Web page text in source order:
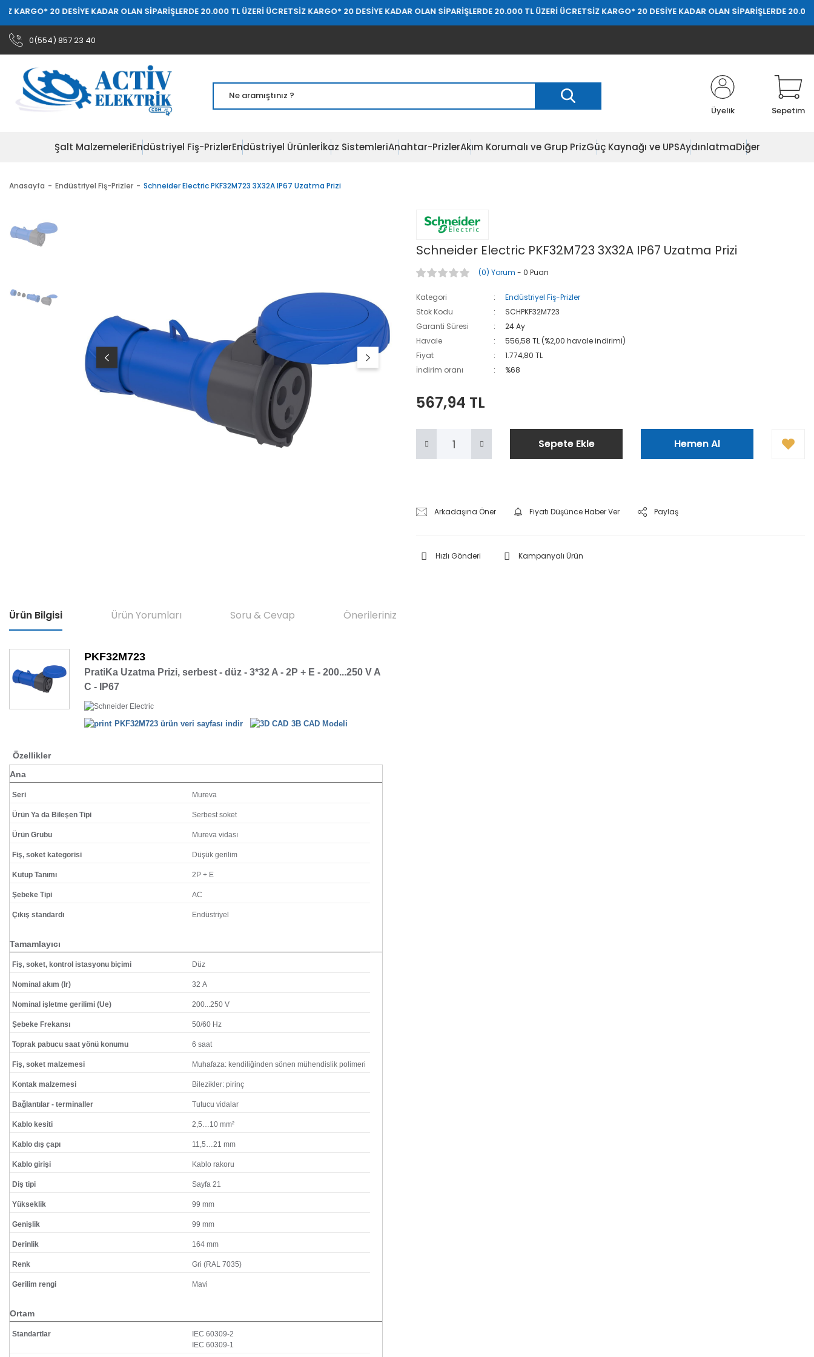
DESİYE KADAR OLAN SİPARİŞLERDE 20.000 TL ÜZERİ ÜCRETSİZ KARGO* 20 DESİYE KADAR OLAN SİPARİŞLERDE 20.000 TL ÜZERİ ÜCRETSİZ KARGO* 20 DESİYE KADAR OLAN SİPARİŞLERDE 20.000 TL ÜZERİ
0(554) 857 23 40
Üyelik Sepetim
Şalt MalzemeleriEndüstriyel Fiş-PrizlerEndüstriyel Ürünlerİkaz SistemleriAnahtar-PrizlerAkım Korumalı ve Grup PrizGüç Kaynağı ve UPSAydınlatmaDiğer
Anasayfa Endüstriyel Fiş-Prizler Schneider Electric PKF32M723 3X32A IP67 Uzatma Prizi
Schneider Electric PKF32M723 3X32A IP67 Uzatma Prizi
(0) Yorum - 0 Puan
Kategori
Endüstriyel Fiş-Prizler
Stok Kodu
SCHPKF32M723
Garanti Süresi
24 Ay
Havale
556,58 TL (%2,00 havale indirimi)
Fiyat
1.774,80 TL
İndirim oranı
%68
567,94 TL
Sepete Ekle Hemen Al
Arkadaşına Öner Fiyatı Düşünce Haber Ver Paylaş
Hızlı Gönderi Kampanyalı Ürün
Ürün Bilgisi Ürün Yorumları Soru & Cevap Önerileriniz
PKF32M723
PratiKa Uzatma Prizi, serbest - düz - 3*32 A - 2P + E - 200...250 V A
C - IP67
PKF32M723 ürün veri sayfası indir 3B CAD Modeli
Özellikler
Ana
Seri Mureva
Ürün Ya da Bileşen Tipi Serbest soket
Ürün Grubu Mureva vidası
Fiş, soket kategorisi Düşük gerilim
Kutup Tanımı 2P + E
Şebeke Tipi AC
Çıkış standardı Endüstriyel
Tamamlayıcı
Fiş, soket, kontrol istasyonu biçimi Düz
Nominal akım (Ir) 32 A
Nominal işletme gerilimi (Ue) 200...250 V
Şebeke Frekansı 50/60 Hz
Toprak pabucu saat yönü konumu 6 saat
Fiş, soket malzemesi Muhafaza: kendiliğinden sönen mühendislik polimeri
Kontak malzemesi Bilezikler: pirinç
Bağlantılar - terminaller Tutucu vidalar
Kablo kesiti 2,5…10 mm²
Kablo dış çapı 11,5…21 mm
Kablo girişi Kablo rakoru
Diş tipi Sayfa 21
Yükseklik 99 mm
Genişlik 99 mm
Derinlik 164 mm
Renk Gri (RAL 7035)
Gerilim rengi Mavi
Ortam
Standartlar
IEC 60309-2
IEC 60309-1